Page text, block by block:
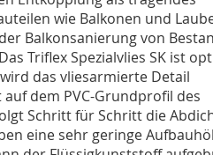
wie Balkonen und
Balkonsanierung von
Triflex Spezialvlies SK ist
das vliesarmierte Detail
dem PVC-Grundprofil des
Schritt für Schritt die
eine sehr geringe